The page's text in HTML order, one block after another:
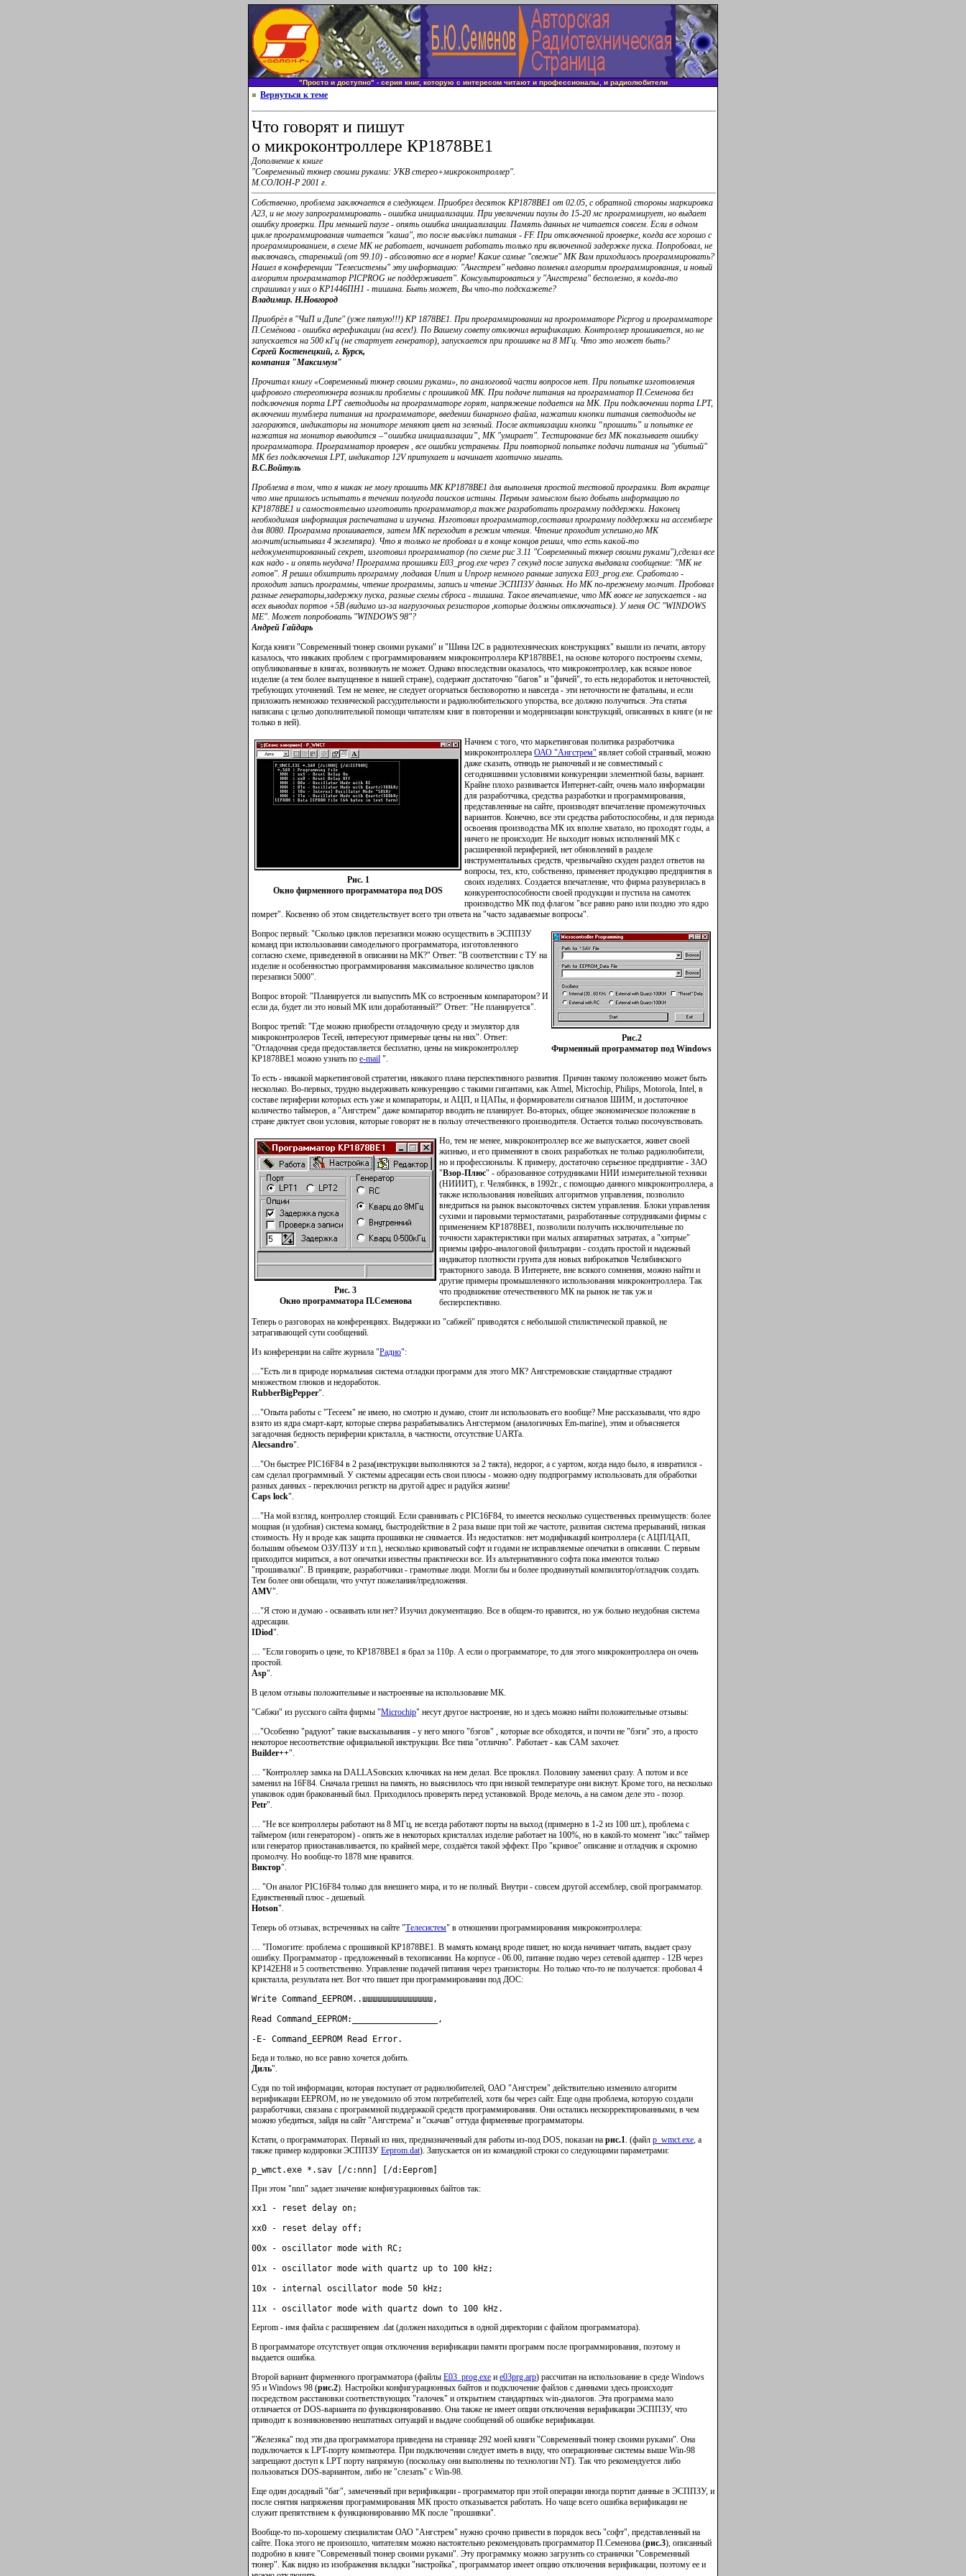
"Просто и доступно" - серия книг, которую с интересом читают и профессионалы, и радиолюбители
Вернуться к теме
Что говорят и пишут
о микроконтроллере КР1878ВЕ1
Дополнение к книге
"Современный тюнер своими руками: УКВ стерео+микроконтроллер".
М.СОЛОН-Р 2001 г.
Собственно, проблема заключается в следующем. Приобрел десяток КР1878ВЕ1 от 02.05, с обратной стороны маркировка
А23, и не могу запрограммировать - ошибка инициализации. При увеличении паузы до 15-20 мс программирует, но выдает
ошибку проверки. При меньшей паузе - опять ошибка инициализации. Память данных не читается совсем. Если в одном
цикле программирования читается "каша", то после выкл/вкл питания - FF. При отключенной проверке, когда все хорошо с
программированием, в схеме МК не работает, начинает работать только при включенной задержке пуска. Попробовал, не
выключаясь, старенький (от 99.10) - абсолютно все в норме! Какие самые "свежие" МК Вам приходилось программировать?
Нашел в конференции "Телесистемы" эту информацию: "Ангстрем" недавно поменял алгоритм программирования, и новый
алгоритм программатор PICPROG не поддерживает". Консультироваться у "Ангстрема" бесполезно, я когда-то
спрашивал у них о КР1446ПН1 - тишина. Быть может, Вы что-то подскажете?
Владимир. Н.Новгород
Приобрёл в "ЧиП и Дипе" (уже пятую!!!) КР 1878ВЕ1. При программировании на прогромматоре Picprog и программаторе
П.Семёнова - ошибка верефикации (на всех!). По Вашему совету отключил верификацию. Контроллер прошивается, но не
запускается на 500 кГц (не стартует генератор), запускается при прошивке на 8 МГц. Что это может быть?
Сергей Костенецкий, г. Курск,
компания "Максимум"
Прочитал книгу «Современный тюнер своими руками», по аналоговой части вопросов нет. При попытке изготовления
цифрового стереотюнера возникли проблемы с прошивкой МК. При подаче питания на программатор П.Семенова без
подключения порта LPT светодиоды на программаторе горят, напряжение подается на МК. При подключении порта LPT,
включении тумблера питания на программаторе, введении бинарного файла, нажатии кнопки питания светодиоды не
загораются, индикаторы на мониторе меняют цвет на зеленый. После активизации кнопки “прошить” и попытке ее
нажатия на монитор выводится –“ошибка инициализации”, МК "умирает". Тестирование без МК показывает ошибку
программатора. Программатор проверен , все ошибки устранены. При повторной попытке подачи питания на "убитый"
МК без подключения LPT, индикатор 12V притухает и начинает хаотично мигать.
В.С.Войтуль
Проблема в том, что я никак не могу прошить МК КР1878ВЕ1 для выполненя простой тестовой програмки. Вот вкратце
что мне пришлось испытать в течении полугода поисков истины. Первым замыслом было добыть информацию по
КР1878ВЕ1 и самостоятельно изготовить программатор,а также разработать программу поддержки. Наконец
необходимая информация распечатана и изучена. Изготовил программатор,составил программу поддержки на ассемблере
для 8080. Программа прошивается, затем МК переходит в режим чтения. Чтение проходит успешно,но МК
молчит(испытывал 4 экземпяра). Что я только не пробовал и в конце концов решил, что есть какой-то
недокументированный секрет, изготовил программатор (по схеме рис 3.11 "Современный тюнер своими руками"),сделал все
как надо - и опять неудача! Программа прошивки Е03_prog.exe через 7 секунд после запуска выдавала сообщение: "МК не
готов". Я решил обхитрить программу ,подавая Uпит и Uпрогр немного раньше запуска Е03_prog.exe. Сработало -
проходит запись программы, чтение программы, запись и чтение ЭСППЗУ данных. Но МК по-прежнему молчит. Пробовал
разные генераторы,задержку пуска, разные схемы сброса - тишина. Такое впечатление, что МК вовсе не запускается - на
всех выводах портов +5В (видимо из-за нагрузочных резисторов ,которые должны отключаться). У меня ОС "WINDOWS
ME". Может попробовать "WINDOWS 98"?
Андрей Гайдарь
Когда книги "Современный тюнер своими руками" и "Шина I2C в радиотехнических конструкциях" вышли из печати, автору
казалось, что никаких проблем с программированием микроконтроллера КР1878ВЕ1, на основе которого построены схемы,
опубликованные в книгах, возникнуть не может. Однако впоследствии оказалось, что микроконтроллер, как всякое новое
изделие (а тем более выпущенное в нашей стране), содержит достаточно "багов" и "фичей", то есть недоработок и неточностей,
требующих уточнений. Тем не менее, не следует огорчаться бесповоротно и навсегда - эти неточности не фатальны, и если
приложить немножко технической рассудительности и радиолюбительского упорства, все должно получиться. Эта статья
написана с целью дополнительной помощи читателям книг в повторении и модернизации конструкций, описанных в книге (и не
только в ней).
Рис. 1
Окно фирменного программатора под DOS
Начнем с того, что маркетинговая политика разработчика
микроконтроллера ОАО "Ангстрем" являет собой странный, можно
даже сказать, отнюдь не рыночный и не совместимый с
сегодняшними условиями конкуренции элементной базы, вариант.
Крайне плохо развивается Интернет-сайт, очень мало информации
для разработчика, средства разработки и программирования,
представленные на сайте, производят впечатление промежуточных
вариантов. Конечно, все эти средства работоспособны, и для периода
освоения производства МК их вполне хватало, но проходят годы, а
ничего не происходит. Не выходит новых исполнений МК с
расширенной периферией, нет обновлений в разделе
инструментальных средств, чрезвычайно скуден раздел ответов на
вопросы, тех, кто, собственно, применяет продукцию предприятия в
своих изделиях. Создается впечатление, что фирма разуверилась в
конкурентоспособности своей продукции и пустила на самотек
производство МК под флагом "все равно рано или поздно это ядро
помрет". Косвенно об этом свидетельствует всего три ответа на "часто задаваемые вопросы".
Рис.2
Фирменный программатор под Windows
Вопрос первый: "Сколько циклов перезаписи можно осуществить в ЭСППЗУ
команд при использовании самодельного программатора, изготовленного
согласно схеме, приведенной в описании на МК?" Ответ: "В соответствии с ТУ на
изделие и особенностью программирования максимальное количество циклов
перезаписи 5000".
Вопрос второй: "Планируется ли выпустить МК со встроенным компаратором? И
если да, будет ли это новый МК или доработанный?" Ответ: "Не планируется".
Вопрос третий: "Где можно приобрести отладочную среду и эмулятор для
микроконтролеров Тесей, интересуют примерные цены на них". Ответ:
"Отладочная среда предоставляется бесплатно, цены на микроконтроллер
КР1878ВЕ1 можно узнать по е-mail ".
То есть - никакой маркетинговой стратегии, никакого плана перспективного развития. Причин такому положению может быть
несколько. Во-первых, трудно выдерживать конкуренцию с такими гигантами, как Atmel, Microchip, Philips, Motorola, Intel, в
составе периферии которых есть уже и компараторы, и АЦП, и ЦАПы, и формирователи сигналов ШИМ, и достаточное
количество таймеров, а "Ангстрем" даже компаратор вводить не планирует. Во-вторых, общее экономическое положение в
стране диктует свои условия, которые говорят не в пользу отечественного производителя. Остается только посочувствовать.
Рис. 3
Окно программатора П.Семенова
Но, тем не менее, микроконтроллер все же выпускается, живет своей
жизнью, и его применяют в своих разработках не только радиолюбители,
но и профессионалы. К примеру, достаточно серьезное предприятие - ЗАО
"Взор-Плюс" - образованное сотрудниками НИИ измерительной техники
(НИИИТ), г. Челябинск, в 1992г., с помощью данного микроконтроллера, а
также использования новейших алгоритмов управления, позволило
внедриться на рынок высокоточных систем управления. Блоки управления
сухими и паровыми термостатами, разработанные сотрудниками фирмы с
применением КР1878ВЕ1, позволили получить исключительные по
точности характеристики при малых аппаратных затратах, а "хитрые"
приемы цифро-аналоговой фильтрации - создать простой и надежный
индикатор плотности грунта для новых виброкатков Челябинского
тракторного завода. В Интернете, вне всякого сомнения, можно найти и
другие примеры промышленного использования микроконтроллера. Так
что продвижение отечественного МК на рынок не так уж и
бесперспективно.
Теперь о разговорах на конференциях. Выдержки из "сабжей" приводятся с небольшой стилистической правкой, не
затрагивающей сути сообщений.
Из конференции на сайте журнала "Радио":
…"Есть ли в природе нормальная система отладки программ для этого МК? Ангстремовские стандартные страдают
множеством глюков и недоработок.
RubberBigPepper".
…"Опыта работы с "Тесеем" не имею, но смотрю и думаю, стоит ли использовать его вообще? Мне рассказывали, что ядро
взято из ядра смарт-карт, которые сперва разрабатывались Ангстермом (аналогичных Em-marine), этим и объясняется
загадочная бедность периферии кристалла, в частности, отсутствие UARTа.
Alecsandro".
…"Он быстрее PIC16F84 в 2 раза(инструкции выполняются за 2 такта), недорог, а с уартом, когда надо было, я извратился -
сам сделал программный. У системы адресации есть свои плюсы - можно одну подпрограмму использовать для обработки
разных данных - переключил регистр на другой адрес и радуйся жизни!
Caps lock".
…"На мой взгляд, контроллер стоящий. Если сравнивать с PIC16F84, то имеется несколько существенных преимуществ: более
мощная (и удобная) система команд, быстродействие в 2 раза выше при той же частоте, развитая система прерываний, низкая
стоимость. Ну и вроде как защита прошивки не снимается. Из недостатков: нет модификаций контроллера (с АЦП/ЦАП,
большим объемом ОЗУ/ПЗУ и т.п.), несколько кривоватый софт и годами не исправляемые опечатки в описании. С первым
приходится мириться, а вот опечатки известны практически все. Из альтернативного софта пока имеются только
"прошивалки". В принципе, разработчики - грамотные люди. Могли бы и более продвинутый компилятор/отладчик создать.
Тем более они обещали, что учтут пожелания/предложения.
AMV".
…"Я стою и думаю - осваивать или нет? Изучил документацию. Все в общем-то нравится, но уж больно неудобная система
адресации.
IDiod".
… "Если говорить о цене, то КР1878ВЕ1 я брал за 110р. А если о программаторе, то для этого микроконтроллера он очень
простой.
Asp".
В целом отзывы положительные и настроенные на использование МК.
"Сабжи" из русского сайта фирмы "Microchip" несут другое настроение, но и здесь можно найти положительные отзывы:
…"Особенно "радуют" такие высказывания - у него много "бэгов" , которые все обходятся, и почти не "бэги" это, а просто
некоторое несоответствие официальной инструкции. Все типа "отлично". Работает - как САМ захочет.
Builder++".
… "Контроллер замка на DALLASовских ключиках на нем делал. Все проклял. Половину заменил сразу. А потом и все
заменил на 16F84. Сначала грешил на память, но выяснилось что при низкой температуре они виснут. Кроме того, на несколько
упаковок один бракованный был. Приходилось проверять перед установкой. Вроде мелочь, а на самом деле это - позор.
Petr".
… "Не все контроллеры работают на 8 МГц, не всегда работают порты на выход (примерно в 1-2 из 100 шт.), проблема с
таймером (или генератором) - опять же в некоторых кристаллах изделие работает на 100%, но в какой-то момент "икс" таймер
или генератор приостанавливается, по крайней мере, создаётся такой эффект. Про "кривое" описание и отладчик я скромно
промолчу. Но вообще-то 1878 мне нравится.
Виктор".
… "Он аналог PIC16F84 только для внешнего мира, и то не полный. Внутри - совсем другой ассемблер, свой программатор.
Единственный плюс - дешевый.
Hotson".
Теперь об отзывах, встреченных на сайте "Телесистем" в отношении программирования микроконтроллера:
… "Помогите: проблема с прошивкой КР1878ВЕ1. В мамять команд вроде пишет, но когда начинает читать, выдает сразу
ошибку. Программатор - предложенный в техописании. На корпусе - 06.00, питание подаю через сетевой адаптер - 12В через
КР142ЕН8 и 5 соответственно. Управление подачей питания через транзисторы. Но только что-то не получается: пробовал 4
кристалла, результата нет. Вот что пишет при программировании под ДОС:
-E- Command_EEPROM Read Error.
Беда и только, но все равно хочется добить.
Диль".
Судя по той информации, которая поступает от радиолюбителей, ОАО "Ангстрем" действительно изменило алгоритм
верификации EEPROM, но не уведомило об этом потребителей, хотя бы через сайт. Еще одна проблема, которую создали
разработчики, связана с программной поддержкой средств программирования. Они остались нескорректированными, в чем
можно убедиться, зайдя на сайт "Ангстрема" и "скачав" оттуда фирменные программаторы.
Кстати, о программаторах. Первый из них, предназначенный для работы из-под DOS, показан на рис.1. (файл p_wmct.exe, а
также пример кодировки ЭСППЗУ Eeprom.dat). Запускается он из командной строки со следующими параметрами:
p_wmct.exe *.sav [/c:nnn] [/d:Eeprom]
При этом "nnn" задает значение конфигурационных байтов так:
11x - oscillator mode with quartz down to 100 kHz.
Eeprom - имя файла с расширением .dat (должен находиться в одной директории с файлом программатора).
В программаторе отсутствует опция отключения верификации памяти программ после программирования, поэтому и
выдается ошибка.
Второй вариант фирменного программатора (файлы E03_prog.exe и e03prg.arp) рассчитан на использование в среде Windows
95 и Windows 98 (рис.2). Настройки конфигурационных байтов и подключение файлов с данными здесь происходит
посредством расстановки соответствующих "галочек" и открытием стандартных win-диалогов. Эта программа мало
отличается от DOS-варианта по функционированию. Она также не имеет опции отключения верификации ЭСППЗУ, что
приводит к возникновению нештатных ситуаций и выдаче сообщений об ошибке верификации.
"Железяка" под эти два программатора приведена на странице 292 моей книги "Современный тюнер своими руками". Она
подключается к LPT-порту компьютера. При подключении следует иметь в виду, что операционные системы выше Win-98
запрещают доступ к LPT порту напрямую (поскольку они выполнены по технологии NT). Так что рекомендуется либо
пользоваться DOS-вариантом, либо не "слезать" с Win-98.
Еще один досадный "баг", замеченный при верификации - программатор при этой операции иногда портит данные в ЭСППЗУ, и
после снятия напряжения программирования МК просто отказывается работать. Но чаще всего ошибка верификации не
служит препятствием к функционированию МК после "прошивки".
Вообще-то по-хорошему специалистам ОАО "Ангстрем" нужно срочно привести в порядок весь "софт", представленный на
сайте. Пока этого не произошло, читателям можно настоятельно рекомендовать программатор П.Семенова (рис.3), описанный
подробно в книге "Современный тюнер своими руками". Эту программку можно загрузить со странички "Современный
тюнер". Как видно из изображения вкладки "настройка", программатор имеет опцию отключения верификации, поэтому ее и